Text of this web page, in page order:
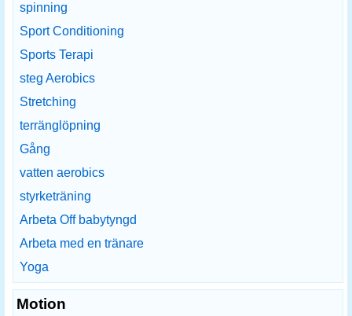
spinning
Sport Conditioning
Sports Terapi
steg Aerobics
Stretching
terränglöpning
Gång
vatten aerobics
styrketräning
Arbeta Off babytyngd
Arbeta med en tränare
Yoga
Motion